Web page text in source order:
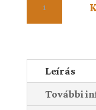
Leírás
További